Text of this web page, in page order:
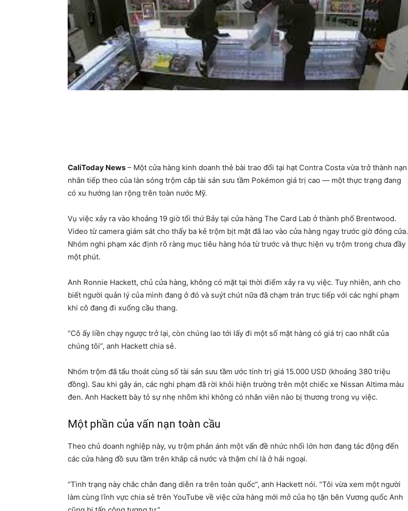
CaliToday News – Một cửa hàng kinh doanh thẻ bài trao đổi tại hạt Contra Costa vừa trở thành nạn
nhân tiếp theo của làn sóng trộm cắp tài sản sưu tầm Pokémon giá trị cao — một thực trạng đang
có xu hướng lan rộng trên toàn nước Mỹ.
Vụ việc xảy ra vào khoảng 19 giờ tối thứ Bảy tại cửa hàng The Card Lab ở thành phố Brentwood.
Video từ camera giám sát cho thấy ba kẻ trộm bịt mặt đã lao vào cửa hàng ngay trước giờ đóng cửa.
Nhóm nghi phạm xác định rõ ràng mục tiêu hàng hóa từ trước và thực hiện vụ trộm trong chưa đầy
một phút.
Anh Ronnie Hackett, chủ cửa hàng, không có mặt tại thời điểm xảy ra vụ việc. Tuy nhiên, anh cho
biết người quản lý của mình đang ở đó và suýt chút nữa đã chạm trán trực tiếp với các nghi phạm
khi cô đang đi xuống cầu thang.
“Cô ấy liền chạy ngược trở lại, còn chúng lao tới lấy đi một số mặt hàng có giá trị cao nhất của
chúng tôi”, anh Hackett chia sẻ.
Nhóm trộm đã tẩu thoát cùng số tài sản sưu tầm ước tính trị giá 15.000 USD (khoảng 380 triệu
đồng). Sau khi gây án, các nghi phạm đã rời khỏi hiện trường trên một chiếc xe Nissan Altima màu
đen. Anh Hackett bày tỏ sự nhẹ nhõm khi không có nhân viên nào bị thương trong vụ việc.
Một phần của vấn nạn toàn cầu
Theo chủ doanh nghiệp này, vụ trộm phản ánh một vấn đề nhức nhối lớn hơn đang tác động đến
các cửa hàng đồ sưu tầm trên khắp cả nước và thậm chí là ở hải ngoại.
“Tình trạng này chắc chắn đang diễn ra trên toàn quốc”, anh Hackett nói. “Tôi vừa xem một người
làm cùng lĩnh vực chia sẻ trên YouTube về việc cửa hàng mới mở của họ tận bên Vương quốc Anh